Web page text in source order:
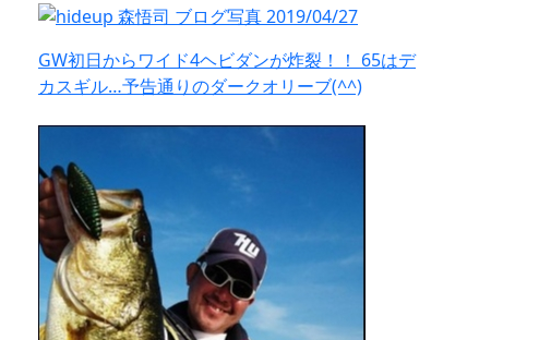
GW初日からワイド4ヘビダンが炸裂！！ 65はデ
カスギル…予告通りのダークオリーブ(^^)